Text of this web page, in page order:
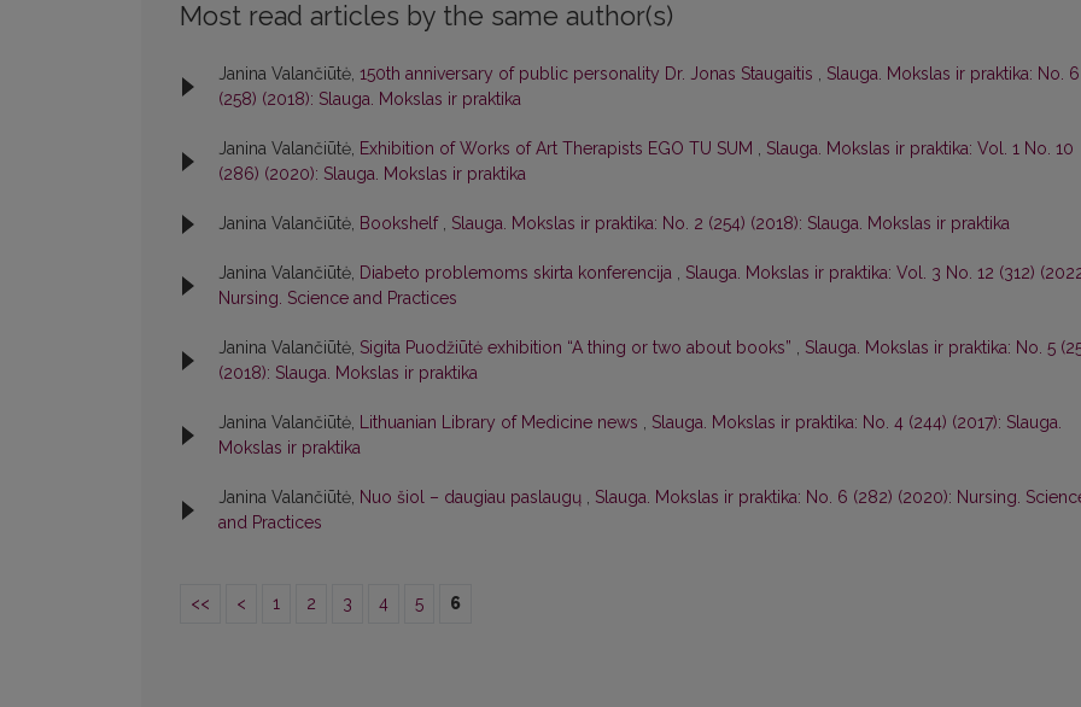
Most read articles by the same author(s)
Janina Valančiūtė, 150th anniversary of public personality Dr. Jonas Staugaitis , Slauga. Mokslas ir praktika: No. 6
(258) (2018): Slauga. Mokslas ir praktika
Janina Valančiūtė, Exhibition of Works of Art Therapists EGO TU SUM , Slauga. Mokslas ir praktika: Vol. 1 No. 10
(286) (2020): Slauga. Mokslas ir praktika
Janina Valančiūtė, Bookshelf , Slauga. Mokslas ir praktika: No. 2 (254) (2018): Slauga. Mokslas ir praktika
Janina Valančiūtė, Diabeto problemoms skirta konferencija , Slauga. Mokslas ir praktika: Vol. 3 No. 12 (312)
Nursing. Science and Practices
Janina Valančiūtė, Sigita Puodžiūtė exhibition “A thing or two about books” , Slauga. Mokslas ir praktika: No. 5
(2018): Slauga. Mokslas ir praktika
Janina Valančiūtė, Lithuanian Library of Medicine news , Slauga. Mokslas ir praktika: No. 4 (244) (2017): Slauga.
Mokslas ir praktika
Janina Valančiūtė, Nuo šiol – daugiau paslaugų , Slauga. Mokslas ir praktika: No. 6 (282) (2020): Nursing.
and Practices
<< < 1 2 3 4 5 6